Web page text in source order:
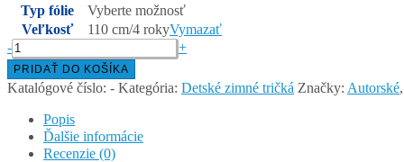
Typ fólie
Vyberte možnosť
Veľkosť
110 cm/4 rokyVymazať
množstvo
SNEHOVÉ
VLOČKY
–
detské
tričko
- +
PRIDAŤ DO KOŠÍKA
Katalógové číslo: - Kategória: Detské zimné tričká Značky: Autorské
Popis
Ďalšie informácie
Recenzie (0)